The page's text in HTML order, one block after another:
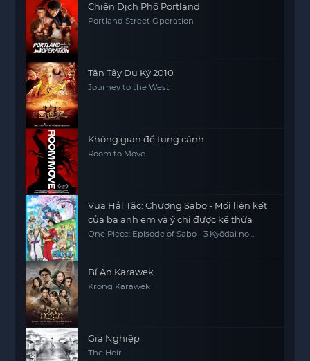
Chiến Dịch Phố Portland
Portland Street Operation
Tân Tây Du Ký 2010
Journey to the West
Không gian để tung cánh
Room to Move
Vua Hải Tặc: Chương Sabo - Mối liên kết
của ba anh em và ý chí được kế thừa
One Piece: Episode of Sabo - 3 Kyōdai no
Inherited Will
Bí Ẩn Karawek
Krong Karawek
Gia Nghiệp
The Heir